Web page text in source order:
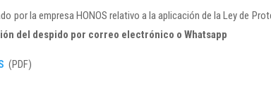
por la empresa HONOS relativo a la aplicación de la Ley de
del despido por correo electrónico o Whatsapp
(PDF)